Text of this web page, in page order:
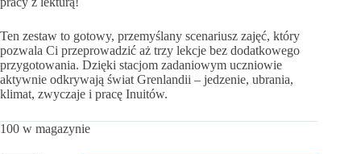
Ten zestaw to gotowy, przemyślany scenariusz zajęć, który
pozwala Ci przeprowadzić aż trzy lekcje bez dodatkowego
przygotowania. Dzięki stacjom zadaniowym uczniowie
aktywnie odkrywają świat Grenlandii – jedzenie, ubrania,
klimat, zwyczaje i pracę Inuitów.
100 w magazynie